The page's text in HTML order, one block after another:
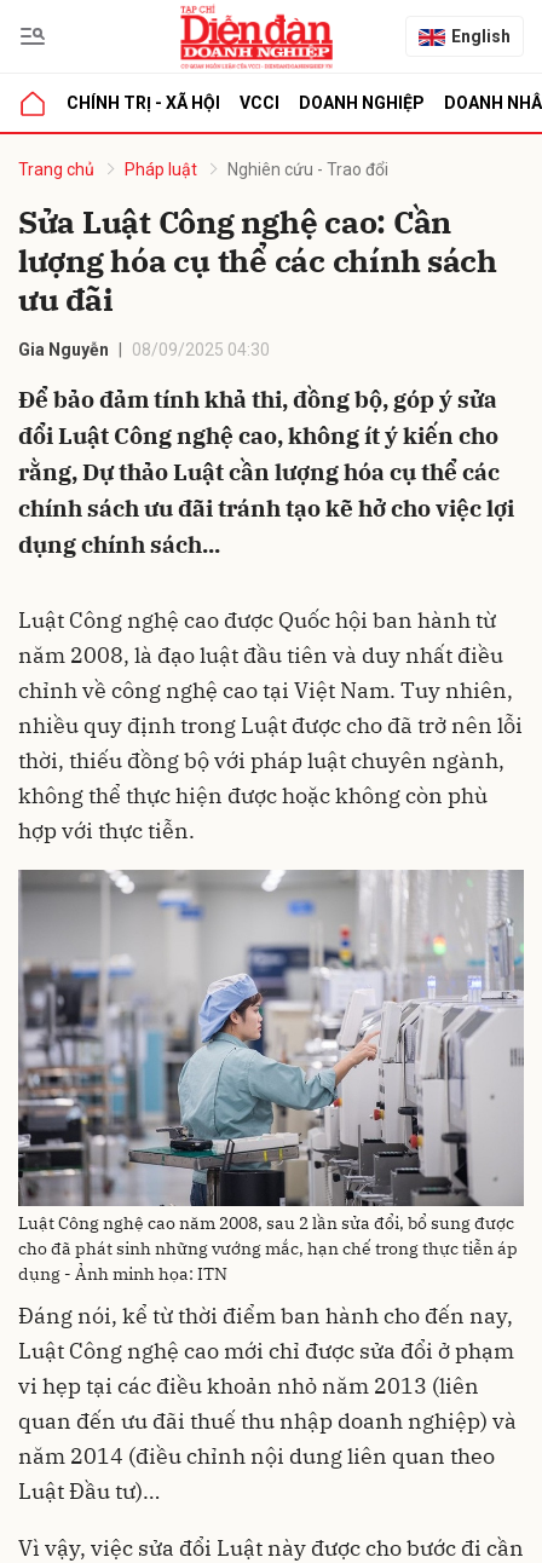
English
CHÍNH TRỊ - XÃ HỘI VCCI DOANH NGHIỆP DOANH
Trang chủ Pháp luật Nghiên cứu - Trao đổi
Sửa Luật Công nghệ cao: Cần
lượng hóa cụ thể các chính sách
ưu đãi
Gia Nguyễn 08/09/2025 04:30
Để bảo đảm tính khả thi, đồng bộ, góp ý sửa
đổi Luật Công nghệ cao, không ít ý kiến cho
rằng, Dự thảo Luật cần lượng hóa cụ thể các
chính sách ưu đãi tránh tạo kẽ hở cho việc lợi
dụng chính sách...
Luật Công nghệ cao được Quốc hội ban hành từ
năm 2008, là đạo luật đầu tiên và duy nhất điều
chỉnh về công nghệ cao tại Việt Nam. Tuy nhiên,
nhiều quy định trong Luật được cho đã trở nên lỗi
thời, thiếu đồng bộ với pháp luật chuyên ngành,
không thể thực hiện được hoặc không còn phù
hợp với thực tiễn.
Luật Công nghệ cao năm 2008, sau 2 lần sửa đổi, bổ sung được
cho đã phát sinh những vướng mắc, hạn chế trong thực tiễn áp
dụng - Ảnh minh họa: ITN
Đáng nói, kể từ thời điểm ban hành cho đến nay,
Luật Công nghệ cao mới chỉ được sửa đổi ở phạm
vi hẹp tại các điều khoản nhỏ năm 2013 (liên
quan đến ưu đãi thuế thu nhập doanh nghiệp) và
năm 2014 (điều chỉnh nội dung liên quan theo
Luật Đầu tư)…
Vì vậy, việc sửa đổi Luật này được cho bước đi cần
luận
Hủy